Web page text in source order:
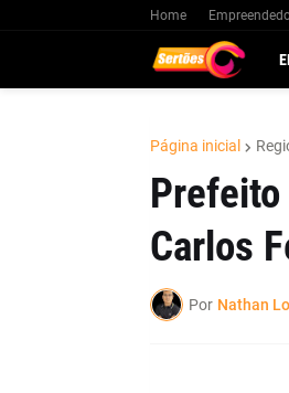
Home
Página inicial
Prefeito
Carlos
Por Nathan